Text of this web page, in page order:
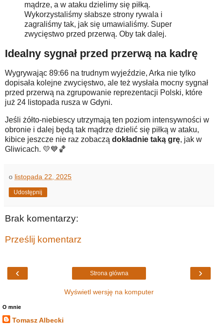
mądrze, a w ataku dzielimy się piłką.
Wykorzystaliśmy słabsze strony rywala i
zagraliśmy tak, jak się umawialiśmy. Super
zwycięstwo przed przerwą. Oby tak dalej.
Idealny sygnał przed przerwą na kadrę
Wygrywając 89:66 na trudnym wyjeździe, Arka nie tylko
dopisała kolejne zwycięstwo, ale też wysłała mocny sygnał
przed przerwą na zgrupowanie reprezentacji Polski, które
już 24 listopada rusza w Gdyni.
Jeśli żółto-niebiescy utrzymają ten poziom intensywności w
obronie i dalej będą tak mądrze dzielić się piłką w ataku,
kibice jeszcze nie raz zobaczą dokładnie taką grę, jak w
Gliwicach. 💛💙🏀
o listopada 22, 2025
Udostępnij
Brak komentarzy:
Prześlij komentarz
‹ ›
Strona główna
Wyświetl wersję na komputer
O mnie
Tomasz Albecki